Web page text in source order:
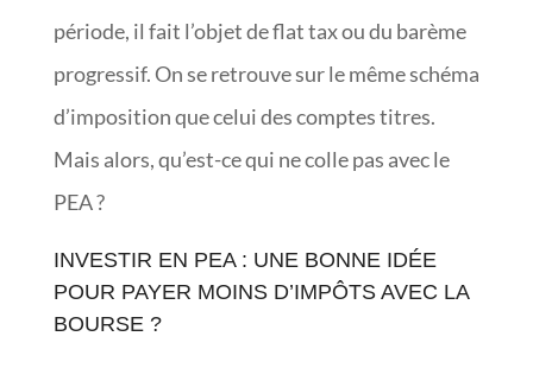
période, il fait l’objet de flat tax ou du barème
progressif. On se retrouve sur le même schéma
d’imposition que celui des comptes titres.
Mais alors, qu’est-ce qui ne colle pas avec le
PEA ?
INVESTIR EN PEA : UNE BONNE IDÉE
POUR PAYER MOINS D’IMPÔTS AVEC LA
BOURSE ?